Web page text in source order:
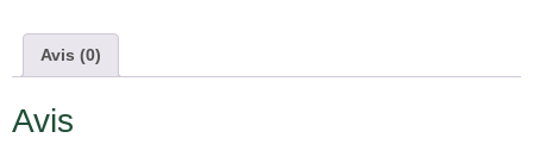
Avis (0)
Avis